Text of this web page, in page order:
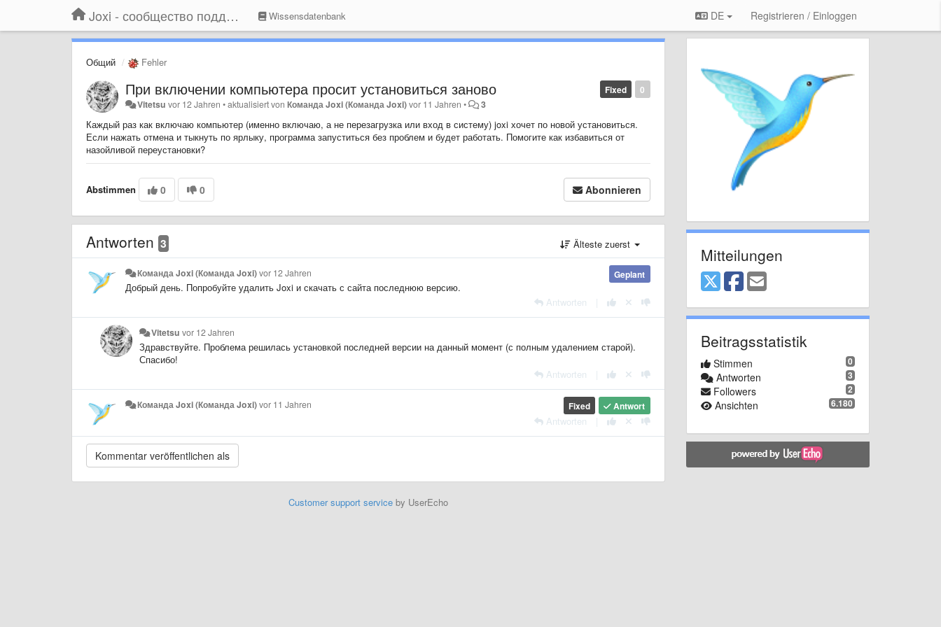
Joxi - сообщество поддержки Wissensdatenbank DE Registrieren / Einloggen
Общий Fehler
0
Fixed
При включении компьютера просит установиться заново
Vitetsu vor 12 Jahren •aktualisiert vonКоманда Joxi (Команда Joxi)vor 11 Jahren • 3
Каждый раз как включаю компьютер (именно включаю, а не перезагрузка или вход в систему) joxi хочет по новой установиться.
Если нажать отмена и тыкнуть по ярлыку, программа запуститься без проблем и будет работать. Помогите как избавиться от
назойливой переустановки?
Abstimmen 0 0 Abonnieren
Antworten 3 Älteste zuerst
Geplant
Команда Joxi (Команда Joxi)vor 12 Jahren
Добрый день. Попробуйте удалить Joxi и скачать с сайта последнюю версию.
Antworten
Vitetsu vor 12 Jahren
Здравствуйте. Проблема решилась установкой последней версии на данный момент (с полным удалением старой).
Спасибо!
Antworten
Antwort
Fixed
Команда Joxi (Команда Joxi)vor 11 Jahren
Antworten
Customer support serviceby UserEcho
Mitteilungen
Beitragsstatistik
0
Stimmen
3
Antworten
2
Followers
6.180
Ansichten